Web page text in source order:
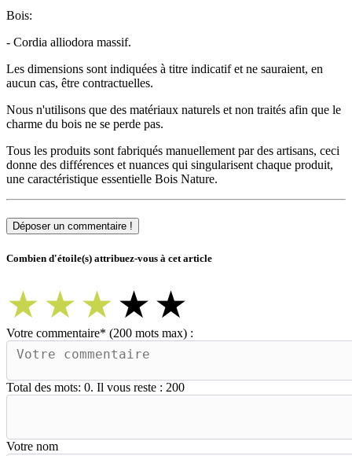
Bois:
- Cordia alliodora massif.
Les dimensions sont indiquées à titre indicatif et ne sauraient, en
aucun cas, être contractuelles.
Nous n'utilisons que des matériaux naturels et non traités afin que le
charme du bois ne se perde pas.
Tous les produits sont fabriqués manuellement par des artisans, ceci
donne des différences et nuances qui singularisent chaque produit,
une caractéristique essentielle Bois Nature.
Déposer un commentaire !
Combien d'étoile(s) attribuez-vous à cet article
★★★★★
Votre commentaire* (200 mots max) :
Total des mots: 0. Il vous reste : 200
Votre nom